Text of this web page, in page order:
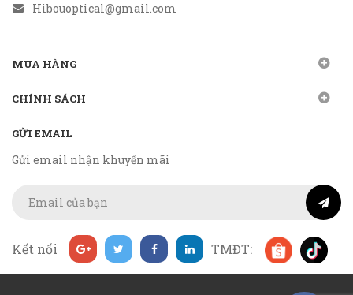
Hibouoptical@gmail.com
MUA HÀNG
CHÍNH SÁCH
GỬI EMAIL
Gửi email nhận khuyến mãi
Kết nối TMĐT: